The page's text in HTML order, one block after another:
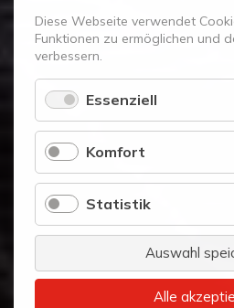
Diese Webseite verwendet
Funktionen zu ermöglichen und
verbessern.
Essenziell
Komfort
Statistik
Auswahl
Alle